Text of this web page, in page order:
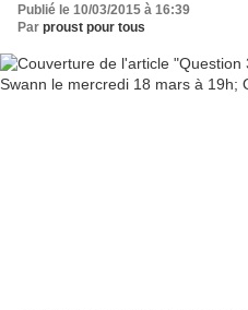
Publié le 10/03/2015 à 16:39
Par proust pour tous